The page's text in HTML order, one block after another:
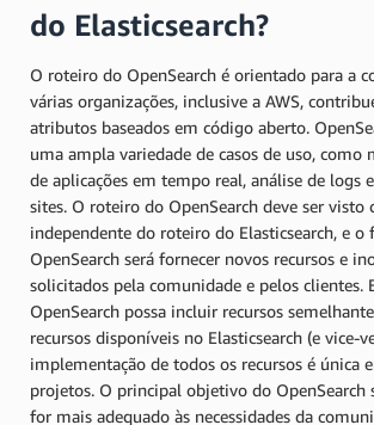
do Elasticsearch?
O roteiro do OpenSearch é orientado para a
várias organizações, inclusive a AWS,
atributos baseados em código aberto.
uma ampla variedade de casos de uso,
de aplicações em tempo real, análise de logs
sites. O roteiro do OpenSearch deve ser visto
independente do roteiro do Elasticsearch, e o
OpenSearch será fornecer novos recursos e
solicitados pela comunidade e pelos clientes.
OpenSearch possa incluir recursos
recursos disponíveis no Elasticsearch (e vice-
implementação de todos os recursos é única
projetos. O principal objetivo do OpenSearch
for mais adequado às necessidades da